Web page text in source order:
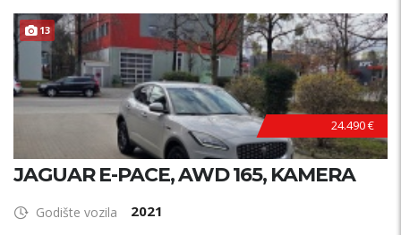
13
24.490 €
JAGUAR E-PACE, AWD 165, KAMERA
Godište vozila 2021